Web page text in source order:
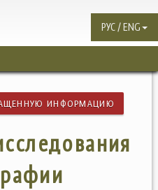
РУС / ENG
ИНФОРМАЦИЮ